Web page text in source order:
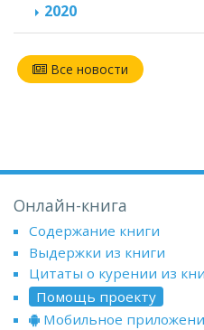
2020
Все новости
Онлайн-книга
Содержание книги
Выдержки из книги
Цитаты о курении из
Помощь проекту
Мобильное